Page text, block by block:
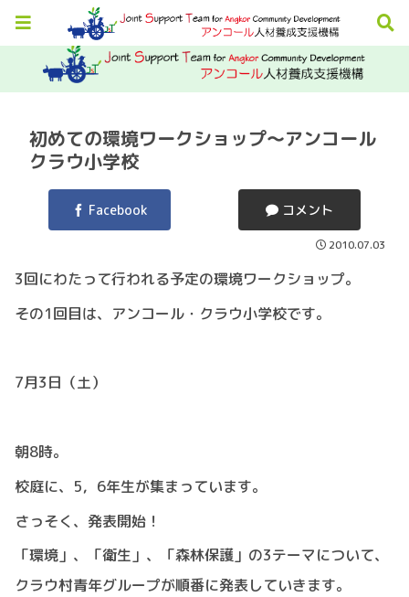
初めての環境ワークショップ～アンコール
クラウ小学校
Facebook コメント
2010.07.03
3回にわたって行われる予定の環境ワークショップ。
その1回目は、アンコール・クラウ小学校です。
7月3日（土）
朝8時。
校庭に、5，6年生が集まっています。
さっそく、発表開始！
「環境」、「衛生」、「森林保護」の3テーマについて、
クラウ村青年グループが順番に発表していきます。